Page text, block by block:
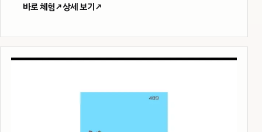
바로 체험↗상세 보기↗